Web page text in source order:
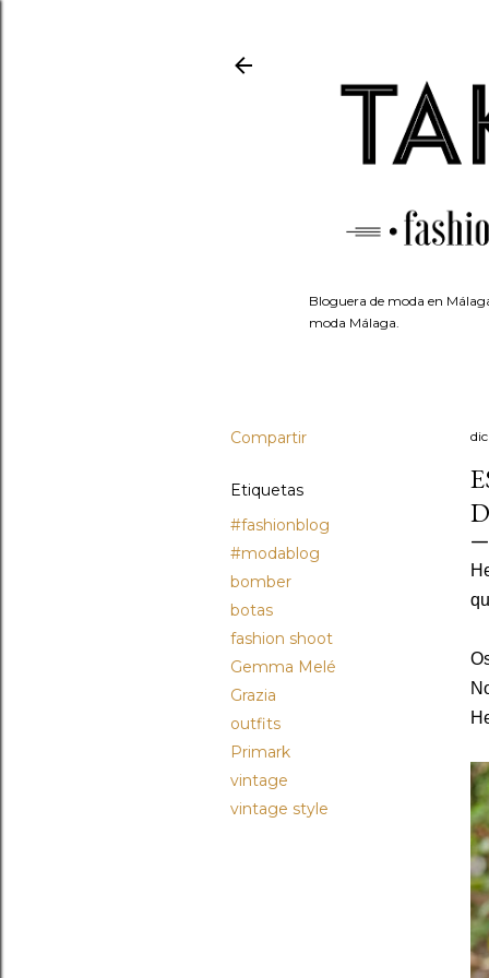
Bloguera de moda en
moda Málaga.
Compartir
Etiquetas
#fashionblog
#modablog
bomber
botas
fashion shoot
Gemma Melé
Grazia
outfits
Primark
vintage
vintage style